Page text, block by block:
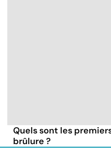
Quels sont les
brûlure ?